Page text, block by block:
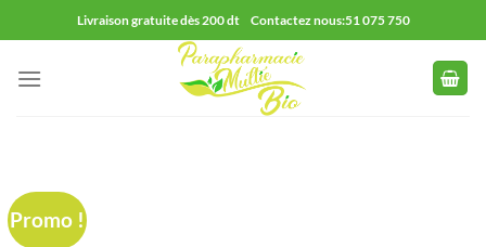
au
contenu
Livraison gratuite dès 200 dt Contactez nous:51 075 750
Promo !